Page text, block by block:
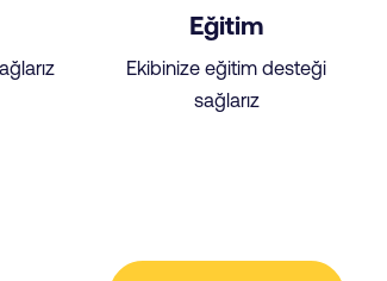
Eğitim
Ekibinize eğitim desteği
sağlarız